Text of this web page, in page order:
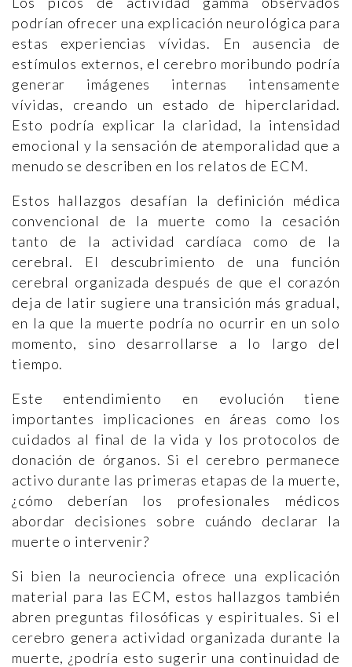
podrían ofrecer una explicación neurológica para
estas experiencias vívidas. En ausencia de
estímulos externos, el cerebro moribundo podría
generar imágenes internas intensamente
vívidas, creando un estado de hiperclaridad.
Esto podría explicar la claridad, la intensidad
emocional y la sensación de atemporalidad que a
menudo se describen en los relatos de ECM.
Estos hallazgos desafían la definición médica
convencional de la muerte como la cesación
tanto de la actividad cardíaca como de la
cerebral. El descubrimiento de una función
cerebral organizada después de que el corazón
deja de latir sugiere una transición más gradual,
en la que la muerte podría no ocurrir en un solo
momento, sino desarrollarse a lo largo del
tiempo.
Este entendimiento en evolución tiene
importantes implicaciones en áreas como los
cuidados al final de la vida y los protocolos de
donación de órganos. Si el cerebro permanece
activo durante las primeras etapas de la muerte,
¿cómo deberían los profesionales médicos
abordar decisiones sobre cuándo declarar la
muerte o intervenir?
Si bien la neurociencia ofrece una explicación
material para las ECM, estos hallazgos también
abren preguntas filosóficas y espirituales. Si el
cerebro genera actividad organizada durante la
muerte, ¿podría esto sugerir una continuidad de